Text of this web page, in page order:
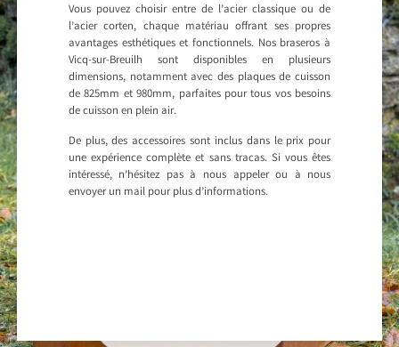
Vous pouvez choisir entre de l’acier classique ou de
l’acier corten, chaque matériau offrant ses propres
avantages esthétiques et fonctionnels. Nos braseros à
Vicq-sur-Breuilh sont disponibles en plusieurs
dimensions, notamment avec des plaques de cuisson
de 825mm et 980mm, parfaites pour tous vos besoins
de cuisson en plein air.
De plus, des accessoires sont inclus dans le prix pour
une expérience complète et sans tracas. Si vous êtes
intéressé, n’hésitez pas à nous appeler ou à nous
envoyer un mail pour plus d’informations.